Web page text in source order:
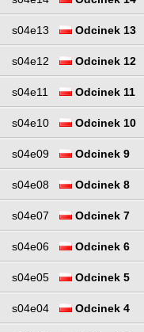
s04e13 Odcinek 13
s04e12 Odcinek 12
s04e11 Odcinek 11
s04e10 Odcinek 10
s04e09 Odcinek 9
s04e08 Odcinek 8
s04e07 Odcinek 7
s04e06 Odcinek 6
s04e05 Odcinek 5
s04e04 Odcinek 4